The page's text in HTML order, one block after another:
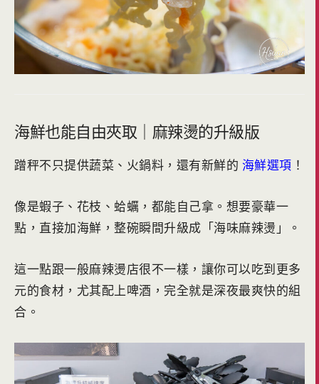
海鮮也能自由夾取｜麻辣燙的升級版
蹭秤不只提供蔬菜、火鍋料，還有新鮮的 海鮮選項 ！
像是蝦子、花枝、蛤蠣，都能自己拿。想要豪華一
點，直接加海鮮，整碗瞬間升級成「海味麻辣燙」。
這一點跟一般麻辣燙店很不一樣，讓你可以吃到更多
元的食材，尤其配上啤酒，完全就是深夜最爽快的組
合。